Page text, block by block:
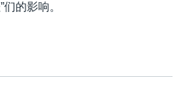
的影响。